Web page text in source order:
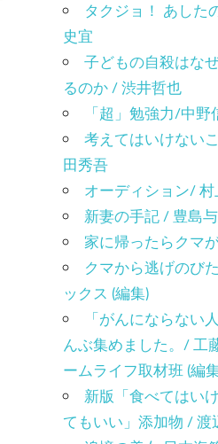
タクジョ！ あした
史宜
子どもの自殺はな
るのか / 渋井哲也
「超」勉強力/中
考えてはいけない
田秀吾
オーディション/
新妻の手記 / 豊島
家に帰ったらクマ
クマから逃げのび
ックス (編集)
「がんにならない
んぶ集めました。/ 工
ームライフ取材班 (編
新版「食べてはい
てもいい」添加物 / 渡